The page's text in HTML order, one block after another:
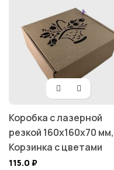
Коробка с лазерной
резкой 160х160х70 мм,
Корзинка с цветами
115.0 ₽